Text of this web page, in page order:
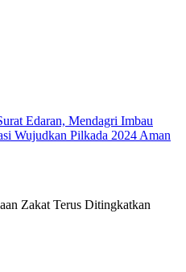
Edaran, Mendagri Imbau
Wujudkan Pilkada 2024 Aman
Zakat Terus Ditingkatkan